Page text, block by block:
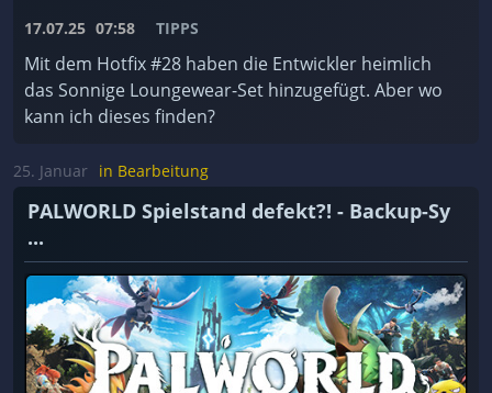
17.07.25 07:58 TIPPS
Mit dem Hotfix #28 haben die Entwickler heimlich
das Sonnige Loungewear-Set hinzugefügt. Aber wo
kann ich dieses finden?
25. Januar in Bearbeitung
PALWORLD Spielstand defekt?! - Backup-Sy
...